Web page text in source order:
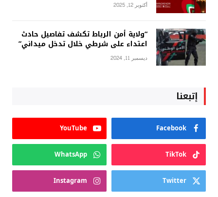
أكتوبر 12, 2025
“ولاية أمن الرباط تكشف تفاصيل حادث
اعتداء على شرطي خلال تدخل ميداني”
ديسمبر 11, 2024
إتبعنا
Facebook
YouTube
TikTok
WhatsApp
Twitter
Instagram